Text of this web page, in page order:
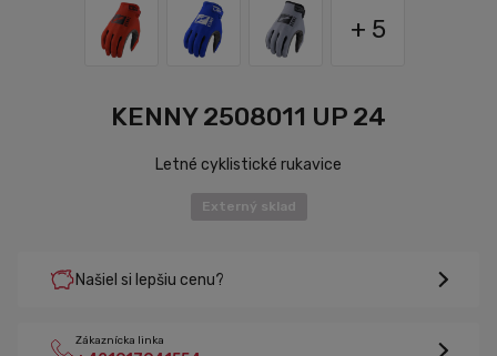
+ 5
KENNY 2508011 UP 24
Letné cyklistické rukavice
Externý sklad
Našiel si lepšiu cenu?
Zákaznícka linka